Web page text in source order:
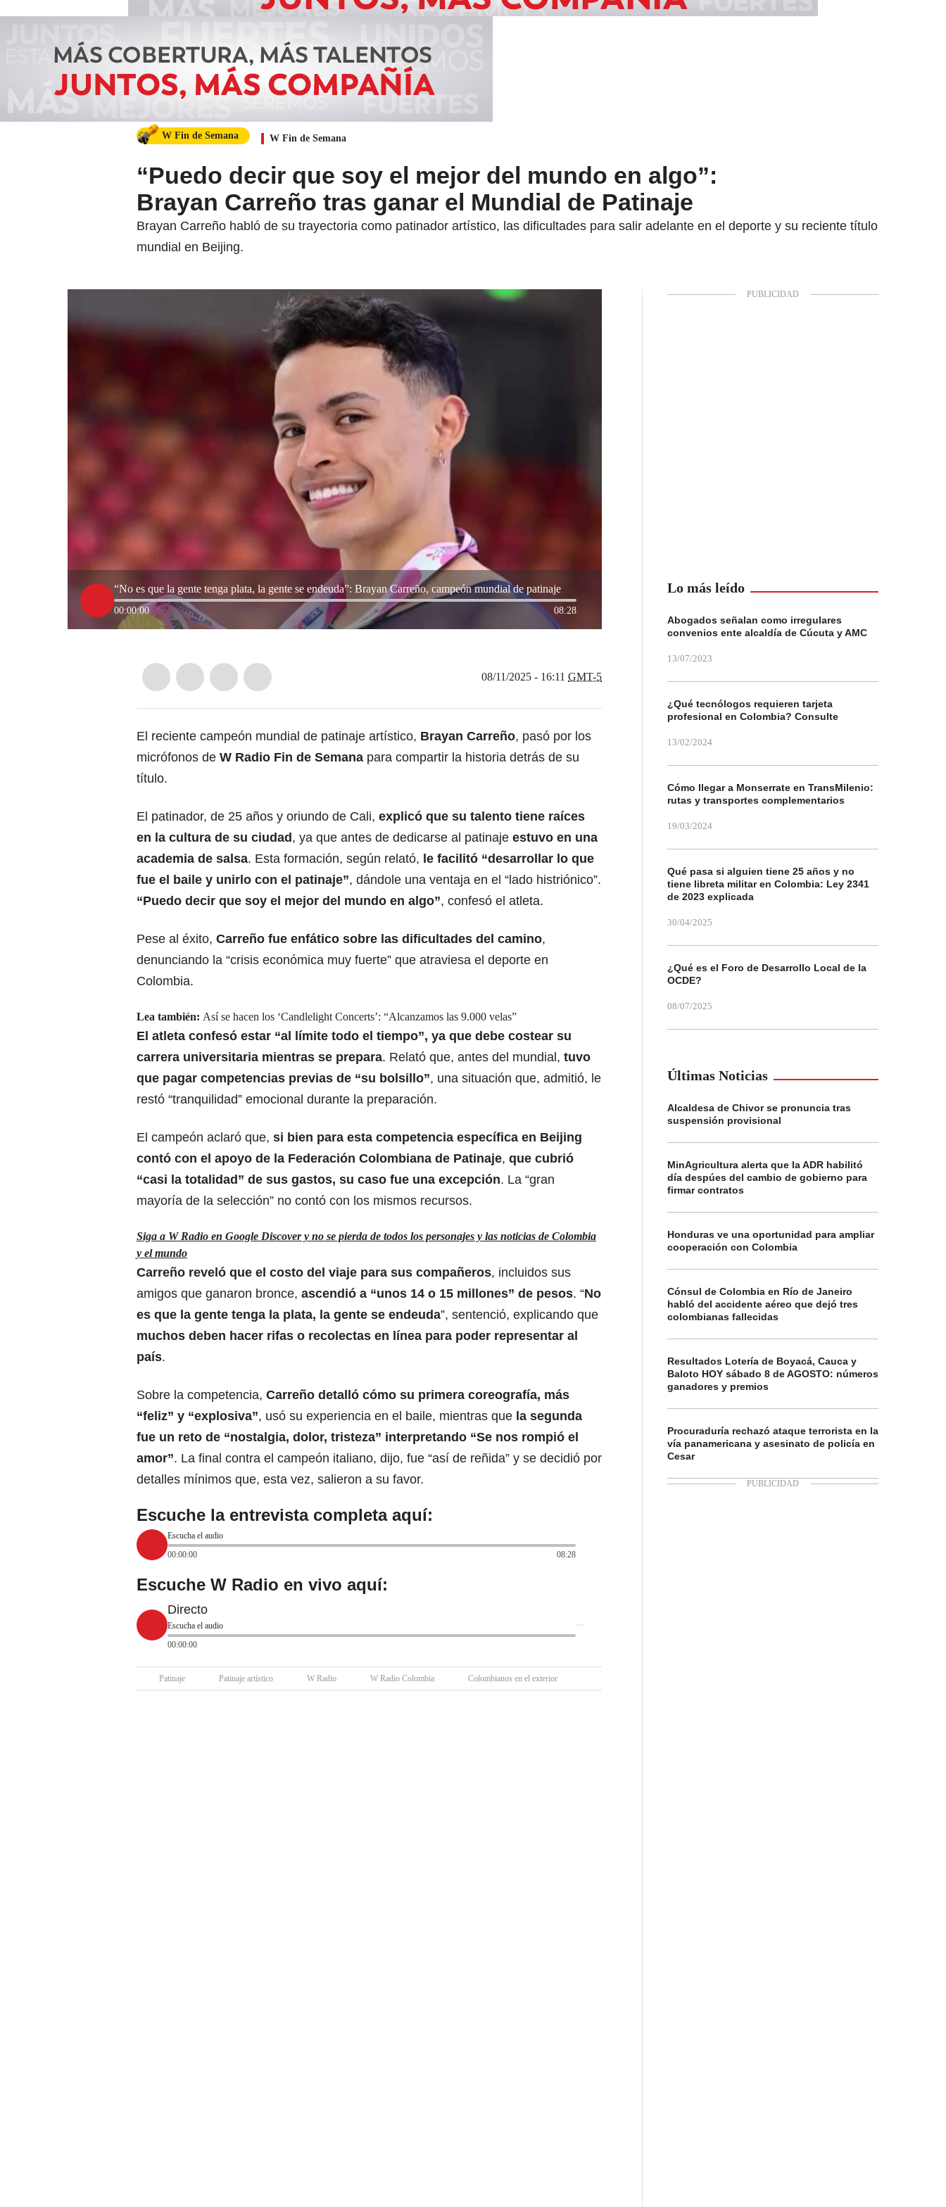
W Fin de Semana W Fin de Semana
“Puedo decir que soy el mejor del mundo en algo”:
Brayan Carreño tras ganar el Mundial de Patinaje
Brayan Carreño habló de su trayectoria como patinador artístico, las dificultades para salir adelante en el deporte y su reciente título
mundial en Beijing.
“No es que la gente tenga plata, la gente se endeuda”: Brayan Carreño, campeón mundial de patinaje
00:00:00 08:28
08/11/2025 - 16:11 GMT-5
El reciente campeón mundial de patinaje artístico, Brayan Carreño, pasó por los
micrófonos de W Radio Fin de Semana para compartir la historia detrás de su
título.
El patinador, de 25 años y oriundo de Cali, explicó que su talento tiene raíces
en la cultura de su ciudad , ya que antes de dedicarse al patinaje estuvo en una
academia de salsa. Esta formación, según relató, le facilitó “desarrollar lo que
fue el baile y unirlo con el patinaje”, dándole una ventaja en el “lado histriónico”.
“Puedo decir que soy el mejor del mundo en algo”, confesó el atleta.
Pese al éxito, Carreño fue enfático sobre las dificultades del camino,
denunciando la “crisis económica muy fuerte” que atraviesa el deporte en
Colombia.
Lea también: Así se hacen los ‘Candlelight Concerts’: “Alcanzamos las 9.000 velas”
El atleta confesó estar “al límite todo el tiempo”, ya que debe costear su
carrera universitaria mientras se prepara. Relató que, antes del mundial, tuvo
que pagar competencias previas de “su bolsillo”, una situación que, admitió, le
restó “tranquilidad” emocional durante la preparación.
El campeón aclaró que, si bien para esta competencia específica en Beijing
contó con el apoyo de la Federación Colombiana de Patinaje, que cubrió
“casi la totalidad” de sus gastos, su caso fue una excepción. La “gran
mayoría de la selección” no contó con los mismos recursos.
Siga a W Radio en Google Discover y no se pierda de todos los personajes y las noticias de Colombia
y el mundo
Carreño reveló que el costo del viaje para sus compañeros, incluidos sus
amigos que ganaron bronce, ascendió a “unos 14 o 15 millones” de pesos. “No
es que la gente tenga la plata, la gente se endeuda”, sentenció, explicando que
muchos deben hacer rifas o recolectas en línea para poder representar al
país.
Sobre la competencia, Carreño detalló cómo su primera coreografía, más
“feliz” y “explosiva”, usó su experiencia en el baile, mientras que la segunda
fue un reto de “nostalgia, dolor, tristeza” interpretando “Se nos rompió el
amor”. La final contra el campeón italiano, dijo, fue “así de reñida” y se decidió por
detalles mínimos que, esta vez, salieron a su favor.
Escuche la entrevista completa aquí:
Escucha el audio
00:00:00
08:28
Escuche W Radio en vivo aquí:
Directo
Escucha el audio
00:00:00
Patinaje Patinaje artístico W Radio W Radio Colombia Colombianos en el exterior
Lo más leído
Abogados señalan como irregulares
convenios ente alcaldía de Cúcuta y AMC
13/07/2023
¿Qué tecnólogos requieren tarjeta
profesional en Colombia? Consulte
13/02/2024
Cómo llegar a Monserrate en TransMilenio:
rutas y transportes complementarios
19/03/2024
Qué pasa si alguien tiene 25 años y no
tiene libreta militar en Colombia: Ley 2341
de 2023 explicada
30/04/2025
¿Qué es el Foro de Desarrollo Local de la
OCDE?
08/07/2025
Últimas Noticias
Alcaldesa de Chivor se pronuncia tras
suspensión provisional
MinAgricultura alerta que la ADR habilitó
día despúes del cambio de gobierno para
firmar contratos
Honduras ve una oportunidad para ampliar
cooperación con Colombia
Cónsul de Colombia en Río de Janeiro
habló del accidente aéreo que dejó tres
colombianas fallecidas
Resultados Lotería de Boyacá, Cauca y
Baloto HOY sábado 8 de AGOSTO: números
ganadores y premios
Procuraduría rechazó ataque terrorista en la
vía panamericana y asesinato de policía en
Cesar